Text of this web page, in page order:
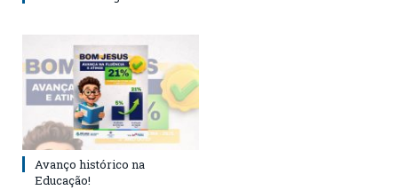
Avanço histórico na
Educação!